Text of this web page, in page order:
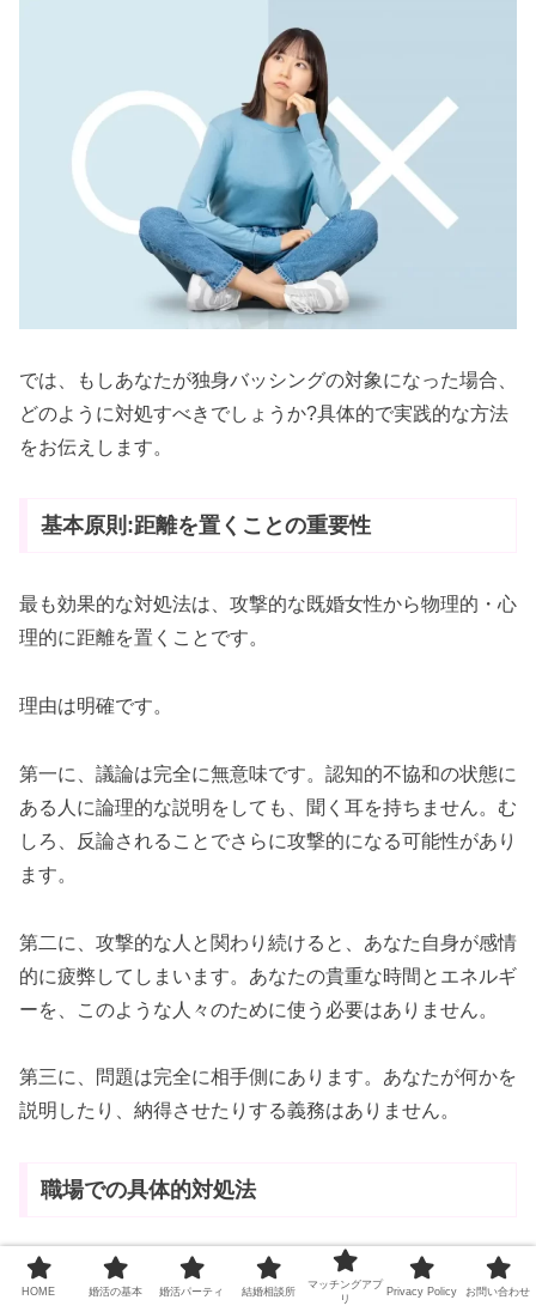
では、もしあなたが独身バッシングの対象になった場合、
どのように対処すべきでしょうか?具体的で実践的な方法
をお伝えします。
基本原則:距離を置くことの重要性
最も効果的な対処法は、攻撃的な既婚女性から物理的・心
理的に距離を置くことです。
理由は明確です。
第一に、議論は完全に無意味です。認知的不協和の状態に
ある人に論理的な説明をしても、聞く耳を持ちません。む
しろ、反論されることでさらに攻撃的になる可能性があり
ます。
第二に、攻撃的な人と関わり続けると、あなた自身が感情
的に疲弊してしまいます。あなたの貴重な時間とエネルギ
ーを、このような人々のために使う必要はありません。
第三に、問題は完全に相手側にあります。あなたが何かを
説明したり、納得させたりする義務はありません。
職場での具体的対処法
職場で独身バッシングを受けた場合、
HOME 婚活の基本 婚活パーティ 結婚相談所
マッチングアプ
リ
Privacy Policy お問い合わせ